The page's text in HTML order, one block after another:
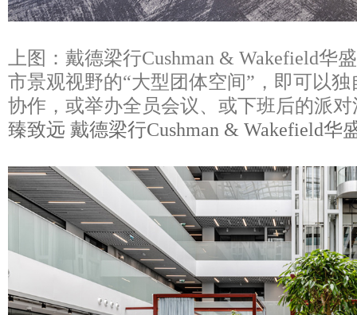
上图：戴德梁行Cushman & Wakefield华
市景观视野的“大型团体空间”，即可以
协作，或举办全员会议、或下班后的派
臻致远 戴德梁行Cushman & Wakefield华